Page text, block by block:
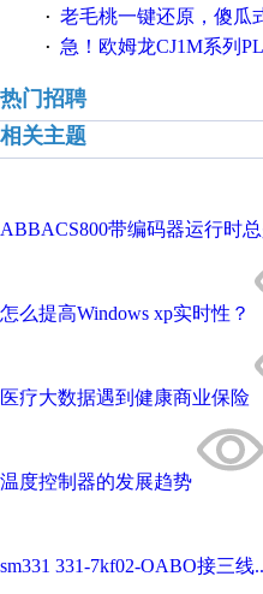
· 老毛桃一键还原，傻瓜式操作一键轻松备份还原；程序为向导式安装，一键即
· 急！欧姆龙CJ1M系列PLC,如何用时间控制变频器。要求时间在组态王中可
热门招聘
相关主题
ABBACS800带编码器运行时
怎么提高Windows xp实时性？
医疗大数据遇到健康商业保险
温度控制器的发展趋势
sm331 331-7kf02-OABO接三线